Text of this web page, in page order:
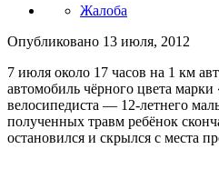
Жалоба
Опубликовано 13 июля, 2012
7 июля около 17 часов на 1 км
автомобиль чёрного цвета
велосипедиста — 12-летнего
полученных травм ребёнок
остановился и скрылся с места